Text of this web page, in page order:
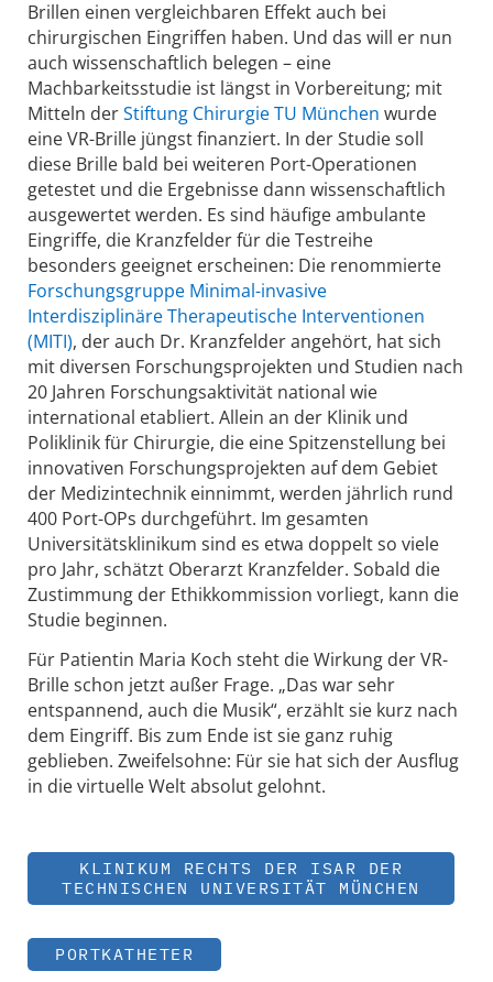
Brillen einen vergleichbaren Effekt auch bei
chirurgischen Eingriffen haben. Und das will er nun
auch wissenschaftlich belegen – eine
Machbarkeitsstudie ist längst in Vorbereitung; mit
Mitteln derStiftung Chirurgie TU München wurde
eine VR-Brille jüngst finanziert. In der Studie soll
diese Brille bald bei weiteren Port-Operationen
getestet und die Ergebnisse dann wissenschaftlich
ausgewertet werden. Es sind häufige ambulante
Eingriffe, die Kranzfelder für die Testreihe
besonders geeignet erscheinen: Die renommierte
Forschungsgruppe Minimal-invasive
Interdisziplinäre Therapeutische Interventionen
(MITI), der auch Dr. Kranzfelder angehört, hat sich
mit diversen Forschungsprojekten und Studien nach
20 Jahren Forschungsaktivität national wie
international etabliert. Allein an der Klinik und
Poliklinik für Chirurgie, die eine Spitzenstellung bei
innovativen Forschungsprojekten auf dem Gebiet
der Medizintechnik einnimmt, werden jährlich rund
400 Port-OPs durchgeführt. Im gesamten
Universitätsklinikum sind es etwa doppelt so viele
pro Jahr, schätzt Oberarzt Kranzfelder. Sobald die
Zustimmung der Ethikkommission vorliegt, kann die
Studie beginnen.
Für Patientin Maria Koch steht die Wirkung der VR-
Brille schon jetzt außer Frage. „Das war sehr
entspannend, auch die Musik“, erzählt sie kurz nach
dem Eingriff. Bis zum Ende ist sie ganz ruhig
geblieben. Zweifelsohne: Für sie hat sich der Ausflug
in die virtuelle Welt absolut gelohnt.
KLINIKUM RECHTS DER ISAR DER
TECHNISCHEN UNIVERSITÄT MÜNCHEN
PORTKATHETER